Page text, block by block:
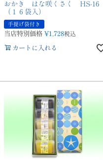
おかき はな咲くさく HS-16
（１６袋入）
手提げ袋付き
当店特別価格 ¥1,728税込
カートに入れる